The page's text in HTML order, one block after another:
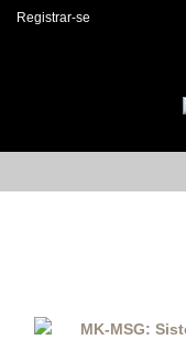
Registrar-se
MK-MSG: